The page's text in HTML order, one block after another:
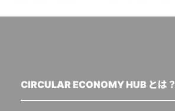
CIRCULAR ECONOMY HUB とは？